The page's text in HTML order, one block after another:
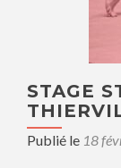
STAGE
Publié le 18